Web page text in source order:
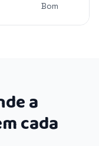
Bom
a
cada